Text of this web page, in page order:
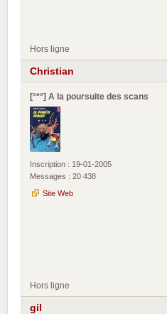
Hors ligne
Christian
[°*°] A la poursuite des scans
Inscription : 19-01-2005
Messages : 20 438
Site Web
Hors ligne
gil